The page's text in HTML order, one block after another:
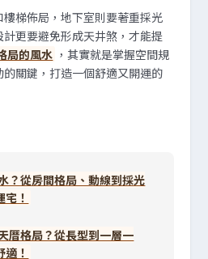
梯佈局，地下室則要著重採光
更要避免形成天井煞，才能提
局的風水 ，其實就是掌握空間規
關鍵，打造一個舒適又開運的
？從房間格局、動線到採光
！
厝格局？從長型到一層一
！